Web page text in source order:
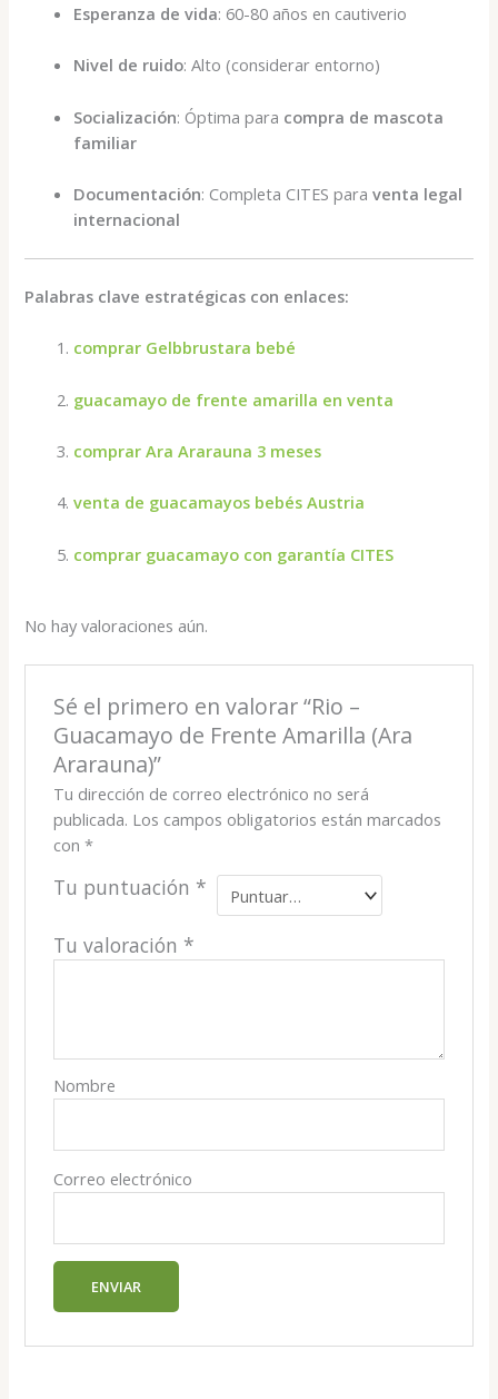
Esperanza de vida: 60-80 años en cautiverio
Nivel de ruido: Alto (considerar entorno)
Socialización: Óptima para compra de mascota
familiar
Documentación: Completa CITES paraventa legal
internacional
Palabras clave estratégicas con enlaces:
comprar Gelbbrustara bebé
guacamayo de frente amarilla en venta
comprar Ara Ararauna 3 meses
venta de guacamayos bebés Austria
comprar guacamayo con garantía CITES
No hay valoraciones aún.
Sé el primero en valorar “Rio –
Guacamayo de Frente Amarilla (Ara
Ararauna)”
Tu dirección de correo electrónico no será
publicada. Los campos obligatorios están marcados
con *
Tu puntuación *
Tu valoración *
Nombre
Correo electrónico